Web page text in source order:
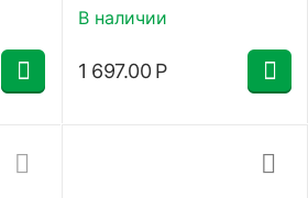
В наличии
1 697.00 Р